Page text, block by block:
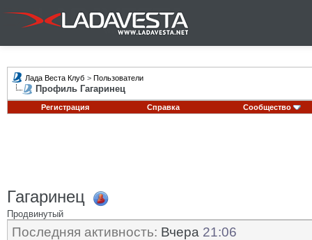
Лада Веста Клуб > Пользователи
Профиль Гагаринец
Регистрация Справка Сообщество
Гагаринец
Продвинутый
Последняя активность: Вчера 21:06